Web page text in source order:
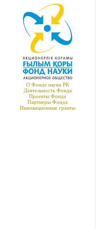
О Фонде науки РК
Деятельность Фонда
Проекты Фонда
Партнеры Фонда
Инновационные гранты